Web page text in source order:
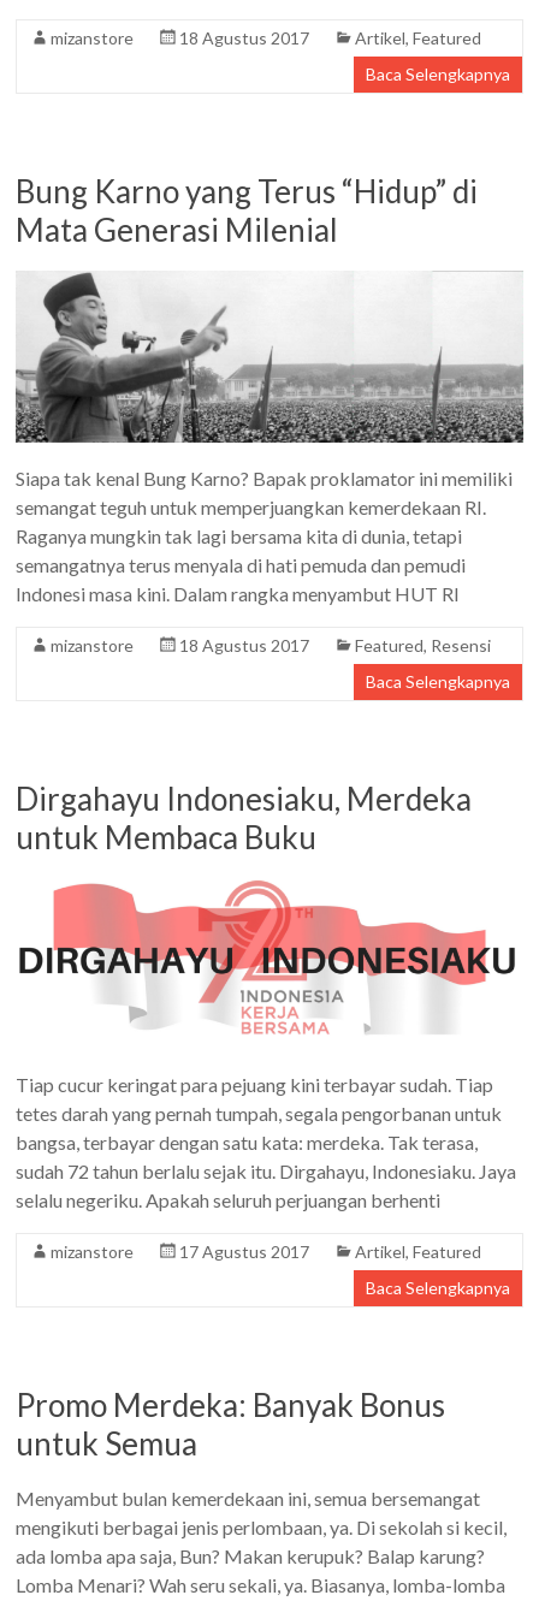
mizanstore 18 Agustus 2017 Artikel,Featured
Baca Selengkapnya
Bung Karno yang Terus “Hidup” di
Mata Generasi Milenial
Siapa tak kenal Bung Karno? Bapak proklamator ini memiliki
semangat teguh untuk memperjuangkan kemerdekaan RI.
Raganya mungkin tak lagi bersama kita di dunia, tetapi
semangatnya terus menyala di hati pemuda dan pemudi
Indonesi masa kini. Dalam rangka menyambut HUT RI
mizanstore 18 Agustus 2017 Featured, Resensi
Baca Selengkapnya
Dirgahayu Indonesiaku, Merdeka
untuk Membaca Buku
Tiap cucur keringat para pejuang kini terbayar sudah. Tiap
tetes darah yang pernah tumpah, segala pengorbanan untuk
bangsa, terbayar dengan satu kata: merdeka. Tak terasa,
sudah 72 tahun berlalu sejak itu. Dirgahayu, Indonesiaku. Jaya
selalu negeriku. Apakah seluruh perjuangan berhenti
mizanstore 17 Agustus 2017 Artikel,Featured
Baca Selengkapnya
Promo Merdeka: Banyak Bonus
untuk Semua
Menyambut bulan kemerdekaan ini, semua bersemangat
mengikuti berbagai jenis perlombaan, ya. Di sekolah si kecil,
ada lomba apa saja, Bun? Makan kerupuk? Balap karung?
Lomba Menari? Wah seru sekali, ya. Biasanya, lomba-lomba